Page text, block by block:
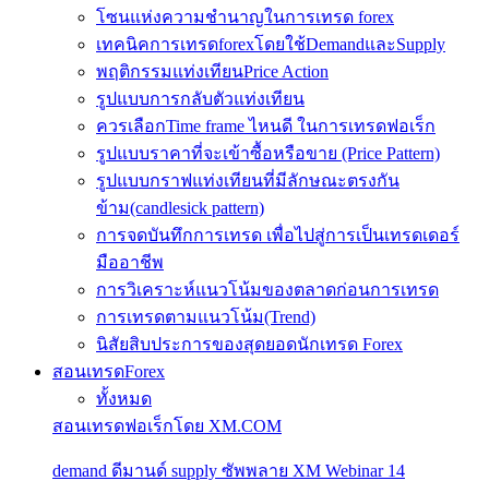
โซนแห่งความชำนาญในการเทรด forex
เทคนิคการเทรดforexโดยใช้DemandและSupply
พฤติกรรมแท่งเทียนPrice Action
รูปแบบการกลับตัวแท่งเทียน
ควรเลือกTime frame ไหนดี ในการเทรดฟอเร็ก
รูปแบบราคาที่จะเข้าซื้อหรือขาย (Price Pattern)
รูปแบบกราฟแท่งเทียนที่มีลักษณะตรงกัน
ข้าม(candlesick pattern)
การจดบันทึกการเทรด เพื่อไปสู่การเป็นเทรดเดอร์
มืออาชีพ
การวิเคราะห์แนวโน้มของตลาดก่อนการเทรด
การเทรดตามแนวโน้ม(Trend)
นิสัยสิบประการของสุดยอดนักเทรด Forex
สอนเทรดForex
ทั้งหมด
สอนเทรดฟอเร็กโดย XM.COM
demand ดีมานด์ supply ซัพพลาย XM Webinar 14